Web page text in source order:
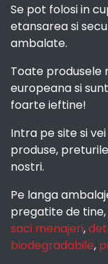
Se pot folosi in
etansarea si
ambalate.
Toate produsele
europeana si
foarte ieftine!
Intra pe site si
produse,
nostri.
Pe langa
pregatite de
saci menajeri,
biodegradabile,